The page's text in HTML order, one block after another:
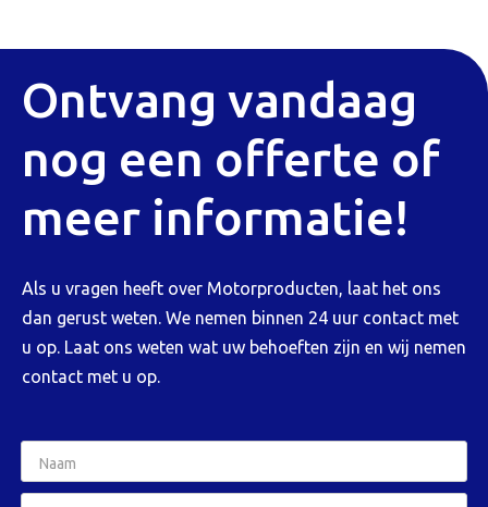
Ontvang vandaag
nog een offerte of
meer informatie!
Als u vragen heeft over Motorproducten, laat het ons
dan gerust weten. We nemen binnen 24 uur contact met
u op. Laat ons weten wat uw behoeften zijn en wij nemen
contact met u op.